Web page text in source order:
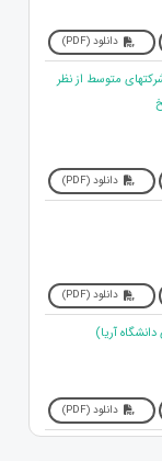
دانلود (PDF)
متوسط از نظر
دانلود (PDF)
دانلود (PDF)
دانلود (PDF)